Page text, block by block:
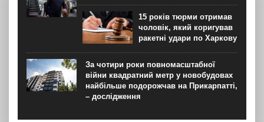
15 років тюрми отримав
чоловік, який коригував
ракетні удари по Харкову
За чотири роки повномасштабної
війни квадратний метр у новобудовах
найбільше подорожчав на Прикарпатті,
– дослідження